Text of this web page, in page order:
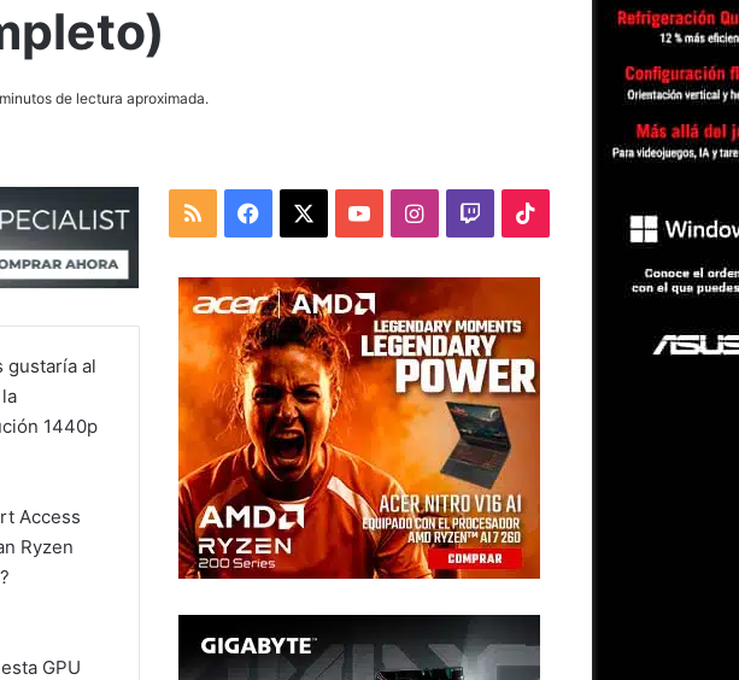
de lectura aproximada.
gustaría al
1440p
Access
Ryzen
GPU
RSS Facebook YouTubeInstagram
TwitchTikTok